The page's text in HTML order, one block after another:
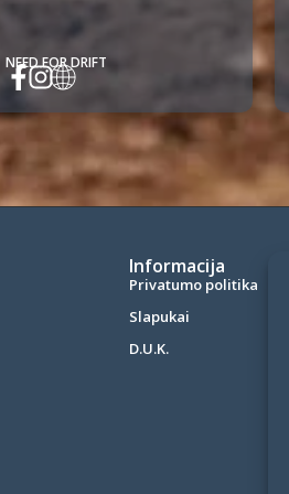
NEED FOR DRIFT
Informacija
Privatumo politika
Slapukai
D.U.K.